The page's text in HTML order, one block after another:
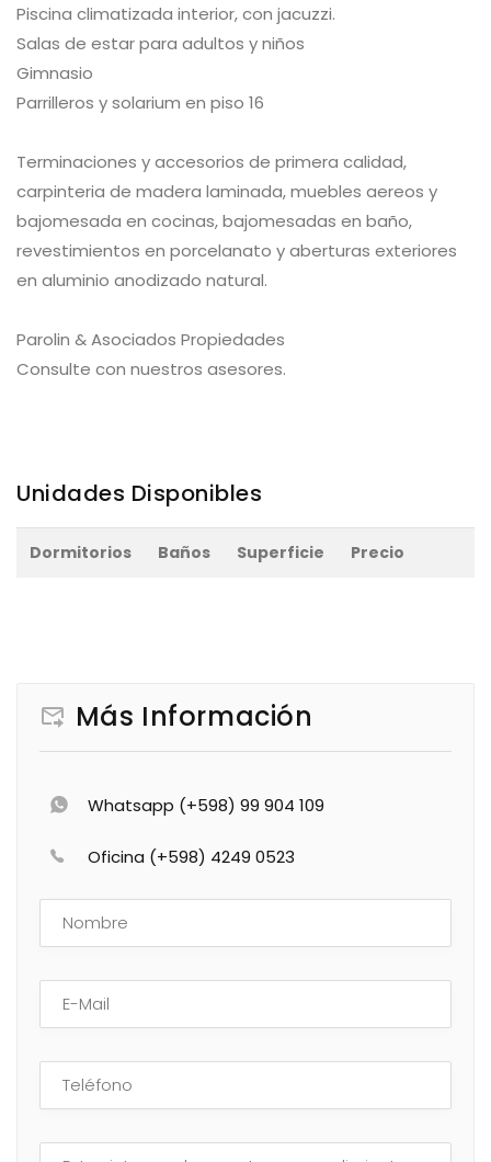
Piscina climatizada interior, con jacuzzi.
Salas de estar para adultos y niños
Gimnasio
Parrilleros y solarium en piso 16
Terminaciones y accesorios de primera calidad,
carpinteria de madera laminada, muebles aereos y
bajomesada en cocinas, bajomesadas en baño,
revestimientos en porcelanato y aberturas exteriores
en aluminio anodizado natural.
Parolin & Asociados Propiedades
Consulte con nuestros asesores.
Unidades Disponibles
Dormitorios Baños Superficie Precio
Más Información
Whatsapp (+598) 99 904 109
Oficina (+598) 4249 0523